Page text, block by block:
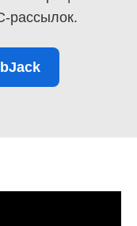
рассылок.